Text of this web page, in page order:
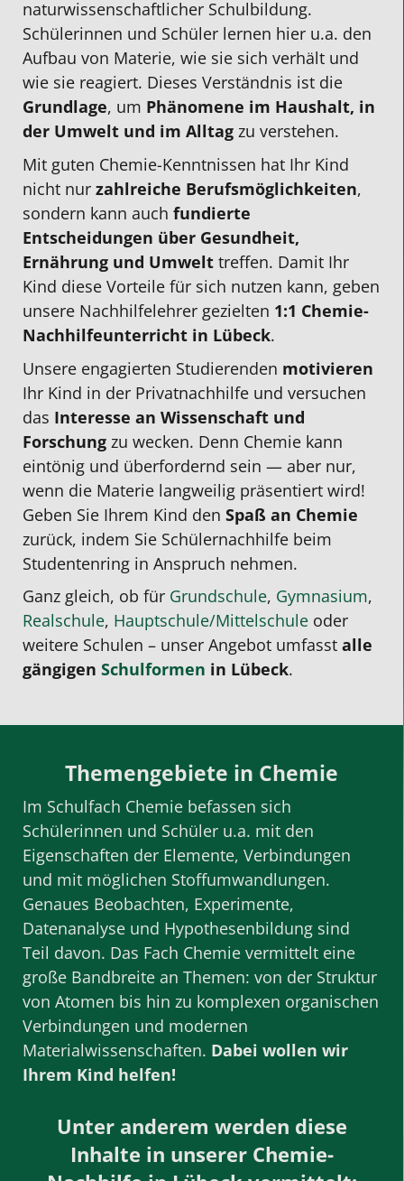
naturwissenschaftlicher Schulbildung.
Schülerinnen und Schüler lernen hier u.a. den
Aufbau von Materie, wie sie sich verhält und
wie sie reagiert. Dieses Verständnis ist die
Grundlage, um Phänomene im Haushalt, in
der Umwelt und im Alltag zu verstehen.
Mit guten Chemie-Kenntnissen hat Ihr Kind
nicht nur zahlreiche Berufsmöglichkeiten,
sondern kann auch fundierte
Entscheidungen über Gesundheit,
Ernährung und Umwelt treffen. Damit Ihr
Kind diese Vorteile für sich nutzen kann, geben
unsere Nachhilfelehrer gezielten 1:1 Chemie-
Nachhilfeunterricht in Lübeck.
Unsere engagierten Studierenden motivieren
Ihr Kind in der Privatnachhilfe und versuchen
das Interesse an Wissenschaft und
Forschung zu wecken. Denn Chemie kann
eintönig und überfordernd sein — aber nur,
wenn die Materie langweilig präsentiert wird!
Geben Sie Ihrem Kind den Spaß an Chemie
zurück, indem Sie Schülernachhilfe beim
Studentenring in Anspruch nehmen.
Ganz gleich, ob für Grundschule, Gymnasium,
Realschule, Hauptschule/Mittelschule oder
weitere Schulen – unser Angebot umfasst alle
gängigen Schulformen in Lübeck.
Themengebiete in Chemie
Im Schulfach Chemie befassen sich
Schülerinnen und Schüler u.a. mit den
Eigenschaften der Elemente, Verbindungen
und mit möglichen Stoffumwandlungen.
Genaues Beobachten, Experimente,
Datenanalyse und Hypothesenbildung sind
Teil davon. Das Fach Chemie vermittelt eine
große Bandbreite an Themen: von der Struktur
von Atomen bis hin zu komplexen organischen
Verbindungen und modernen
Materialwissenschaften. Dabei wollen wir
Ihrem Kind helfen!
Unter anderem werden diese
Inhalte in unserer Chemie-